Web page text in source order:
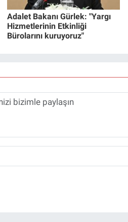
Adalet Bakanı Gürlek: "Yargı
Hizmetlerinin Etkinliği
Bürolarını kuruyoruz"